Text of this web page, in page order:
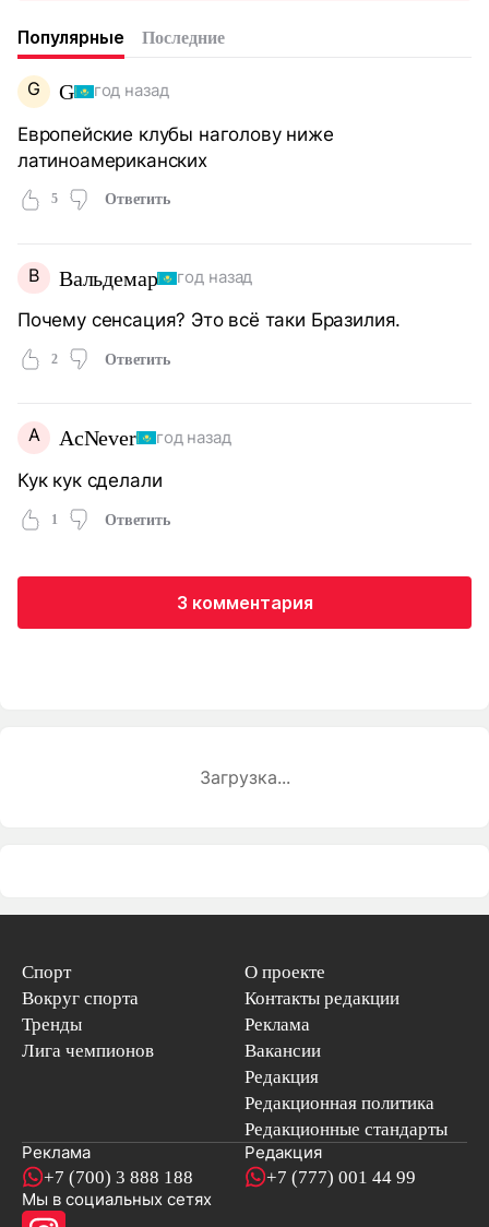
Популярные Последние
G G год назад
Европейские клубы наголову ниже
латиноамериканских
5 Ответить
В Вальдемар год назад
Почему сенсация? Это всё таки Бразилия.
2 Ответить
A AcNever год назад
Кук кук сделали
1 Ответить
3 комментария
Загрузка...
Спорт
Вокруг спорта
Тренды
Лига чемпионов
О проекте
Контакты редакции
Реклама
Вакансии
Редакция
Редакционная политика
Редакционные стандарты
Реклама
+7 (700) 3 888 188
Редакция
+7 (777) 001 44 99
Мы в социальных сетях